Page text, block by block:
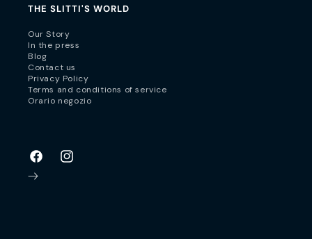
THE SLITTI'S WORLD
Our Story
In the press
Blog
Contact us
Privacy Policy
Terms and conditions of service
Orario negozio
FacebookInstagram